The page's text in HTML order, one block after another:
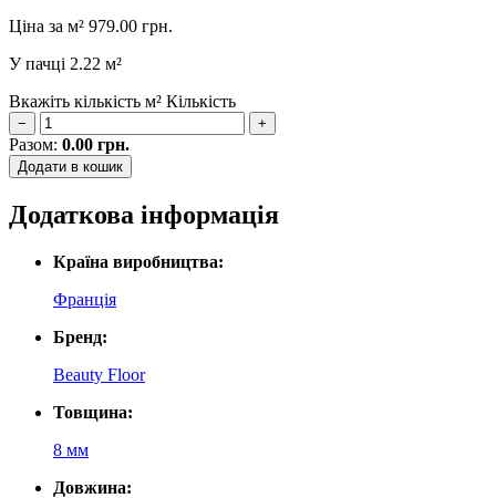
Ціна за м² 979.00 грн.
У пачці 2.22 м²
Вкажіть кількість м² Кількість
− +
Разом: 0.00 грн.
Додати в кошик
Додаткова інформація
Країна виробництва:
Франція
Бренд:
Beauty Floor
Товщина:
8 мм
Довжина: